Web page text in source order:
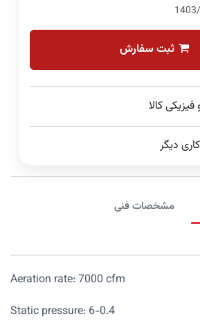
ثبت سفارش
کالا
دیگر
مشخصات فنی
Aeration rate: 7000 cfm
Static pressure: 6-0.4